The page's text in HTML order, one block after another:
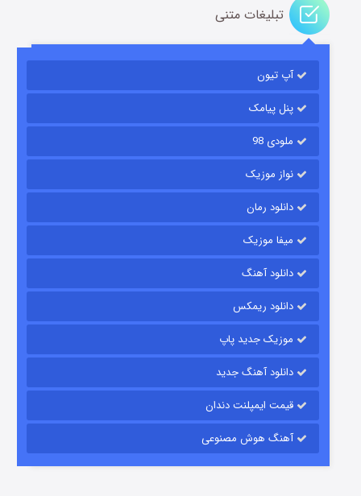
مردگان متحرک: شهر مرده ۳
قسمت
شوگر فصل ۲
تبلیغات متنی
آپ تیون
پنل پیامک
ملودی 98
نواز موزیک
دانلود رمان
میفا موزیک
دانلود آهنگ
دانلود ریمکس
موزیک جدید پاپ
دانلود آهنگ جدید
قیمت ایمپلنت دندان
آهنگ هوش مصنوعی